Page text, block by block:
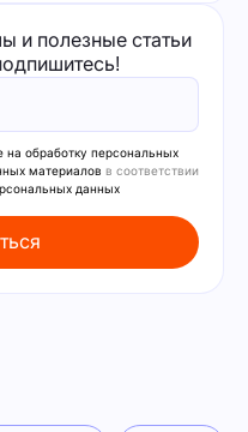
и полезные статьи
на обработку персональных
материалов в соответствии
данных